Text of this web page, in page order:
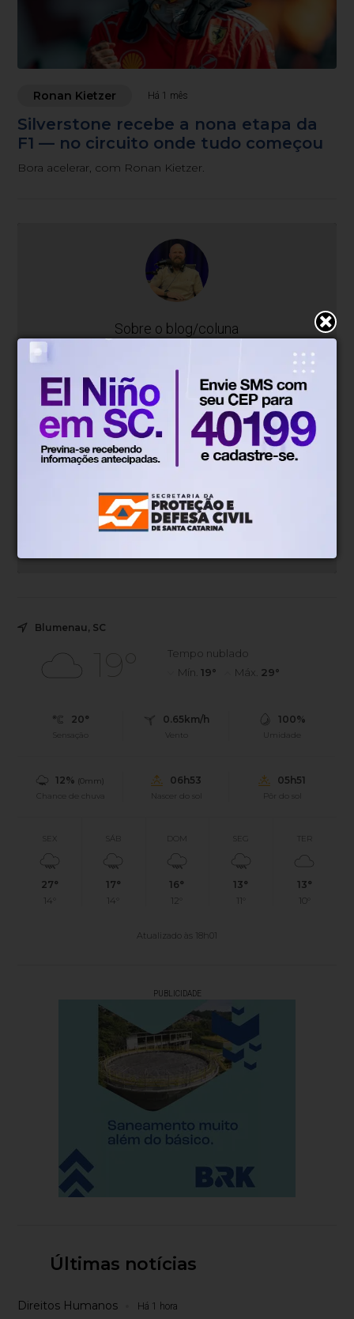
Ronan Kietzer Há 1 mês
Silverstone recebe a nona etapa da
F1 — no circuito onde tudo começou
Bora acelerar, com Ronan Kietzer.
Sobre o blog/coluna
Blumenauense apaixonado por esporte a
motor, acompanha de perto as principais
competições. Com olhar atento e opinião
afiada, assina a coluna no AJ Notícias trazendo
bastidores, curiosidades e os grandes
momentos do automobilismo. Fã da
velocidade desde pequeno, Ronan compartilha
pista.
Blumenau, SC
19°
Tempo nublado
Mín. 19° Máx. 29°
20°
Sensação
0.65km/h
Vento
100%
Umidade
12% (0mm)
Chance de chuva
06h53
Nascer do sol
05h51
Pôr do sol
SEX
27°
14°
SÁB
17°
14°
DOM
16°
12°
SEG
13°
11°
TER
13°
10°
Atualizado às 18h01
PUBLICIDADE
Últimas notícias
Direitos Humanos Há 1 hora